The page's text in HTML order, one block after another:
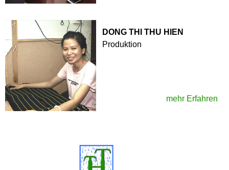
DONG THI THU HIEN
Produktion
mehr Erfahren